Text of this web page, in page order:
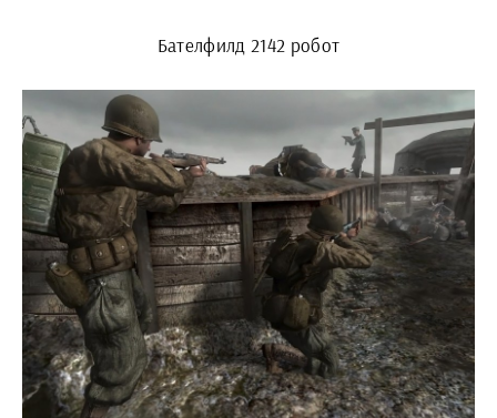
Бателфилд 2142 робот